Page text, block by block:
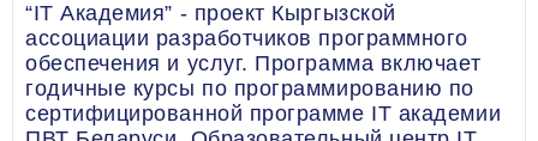
“IT Академия” - проект Кыргызской
ассоциации разработчиков программного
обеспечения и услуг. Программа включает
годичные курсы по программированию по
сертифицированной программе IT академии